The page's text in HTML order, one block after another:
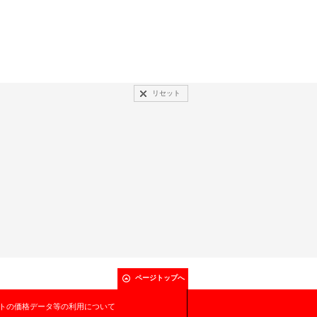
リセット
ページトップへ
の価格データ等の利用について